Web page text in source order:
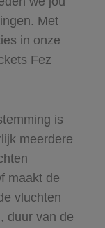
Met
in onze
Fez
is
meerdere
maakt de
vluchten
duur van de